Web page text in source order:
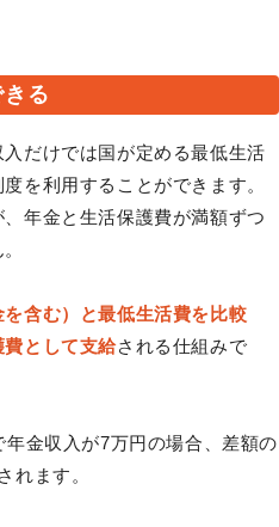
る
だけでは国が定める最低生活
を利用することができます。
年金と生活保護費が満額ずつ
含む）と最低生活費を比較
費として支給される仕組みで
金収入が7万円の場合、差額の
れます。